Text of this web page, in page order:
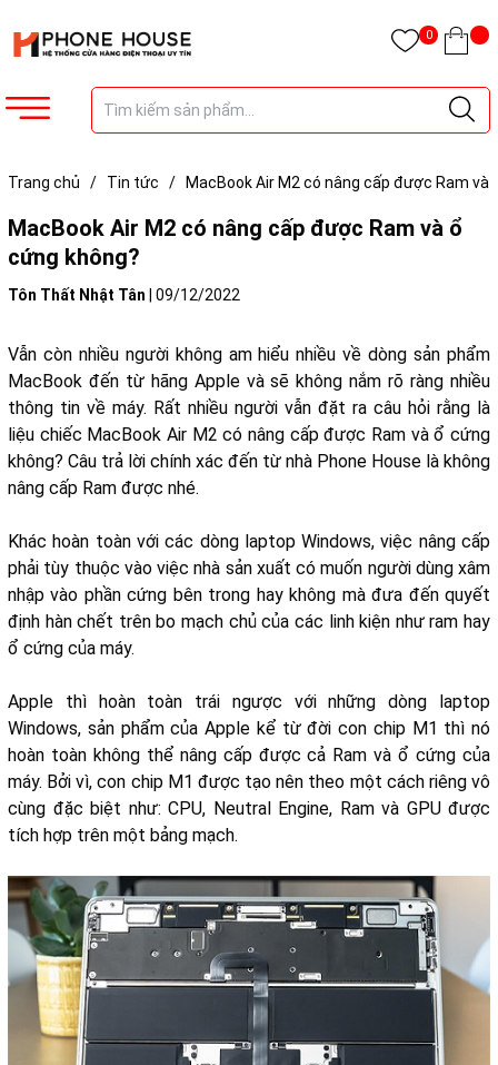
0
Trang chủ / Tin tức /
MacBook Air M2 có nâng cấp được Ram và
MacBook Air M2 có nâng cấp được Ram và ổ
cứng không?
Tôn Thất Nhật Tân 09/12/2022
Vẫn còn nhiều người không am hiểu nhiều về dòng sản phẩm
MacBook đến từ hãng Apple và sẽ không nắm rõ ràng nhiều
thông tin về máy. Rất nhiều người vẫn đặt ra câu hỏi rằng là
liệu chiếc MacBook Air M2 có nâng cấp được Ram và ổ cứng
không? Câu trả lời chính xác đến từ nhà Phone House là không
nâng cấp Ram được nhé.
Khác hoàn toàn với các dòng laptop Windows, việc nâng cấp
phải tùy thuộc vào việc nhà sản xuất có muốn người dùng xâm
nhập vào phần cứng bên trong hay không mà đưa đến quyết
định hàn chết trên bo mạch chủ của các linh kiện như ram hay
ổ cứng của máy.
Apple thì hoàn toàn trái ngược với những dòng laptop
Windows, sản phẩm của Apple kể từ đời con chip M1 thì nó
hoàn toàn không thể nâng cấp được cả Ram và ổ cứng của
máy. Bởi vì, con chip M1 được tạo nên theo một cách riêng vô
cùng đặc biệt như: CPU, Neutral Engine, Ram và GPU được
tích hợp trên một bảng mạch.